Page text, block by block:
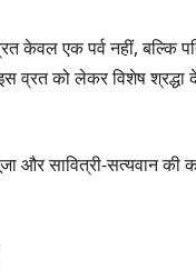
केवल एक पर्व नहीं,
व्रत को लेकर विशेष
और सावित्री-सत्यवान